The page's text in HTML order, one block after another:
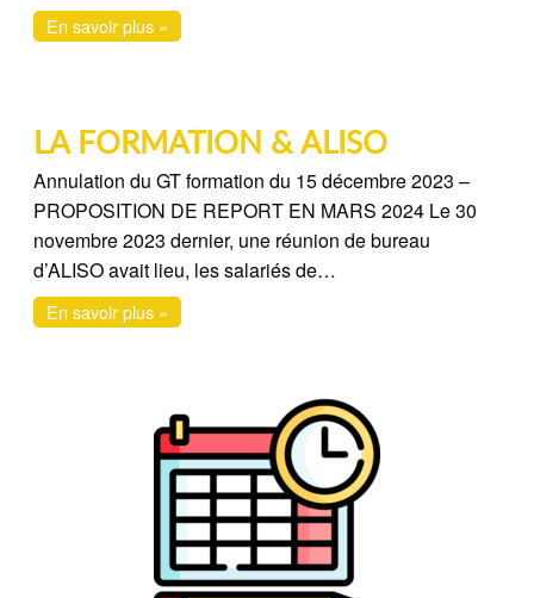
En savoir plus »
LA FORMATION & ALISO
Annulation du GT formation du 15 décembre 2023 –
PROPOSITION DE REPORT EN MARS 2024 Le 30
novembre 2023 dernier, une réunion de bureau
d’ALISO avait lieu, les salariés de…
En savoir plus »